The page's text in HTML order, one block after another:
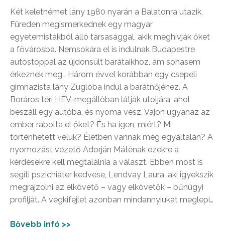
Két keletnémet lány 1980 nyarán a Balatonra utazik.
Füreden megismerkednek egy magyar
egyetemistákból álló társasággal, akik meghívják őket
a fővárosba. Nemsokára el is indulnak Budapestre
autóstoppal az újdonsült barátaikhoz, ám sohasem
érkeznek meg… Három évvel korábban egy csepeli
gimnazista lány Zuglóba indul a barátnőjéhez. A
Boráros téri HÉV-megállóban látják utoljára, ahol
beszáll egy autóba, és nyoma vész. Vajon ugyanaz az
ember rabolta el őket? És ha igen, miért? Mi
történhetett velük? Életben vannak még egyáltalán? A
nyomozást vezető Adorján Máténak ezekre a
kérdésekre kell megtalálnia a választ. Ebben most is
segíti pszichiáter kedvese, Lendvay Laura, aki igyekszik
megrajzolni az elkövető – vagy elkövetők – bűnügyi
profilját. A végkifejlet azonban mindannyiukat meglepi…
Bővebb infó >>